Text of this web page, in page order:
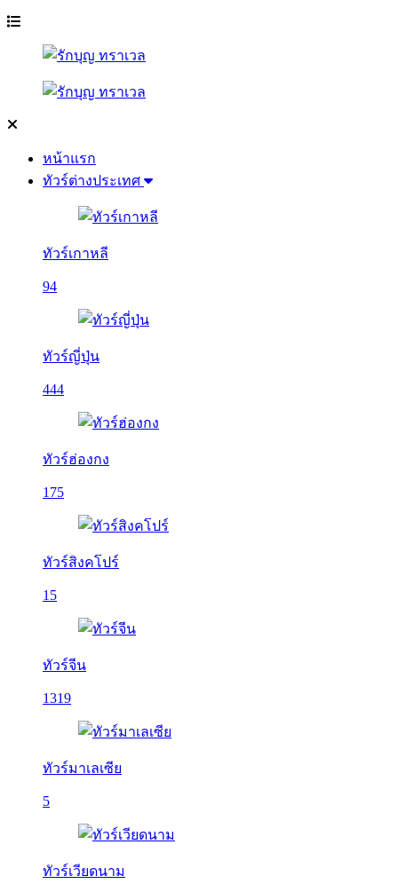
หน้าแรก
ทัวร์ต่างประเทศ
ทัวร์เกาหลี
94
ทัวร์ญี่ปุ่น
444
ทัวร์ฮ่องกง
175
ทัวร์สิงคโปร์
15
ทัวร์จีน
1319
ทัวร์มาเลเซีย
5
ทัวร์เวียดนาม